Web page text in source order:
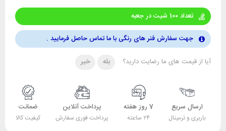
تعداد 100 شیت در جعبه
جهت سفارش فنر های رنگی با ما تماس حاصل فرمایید .
آیا از قیمت های ما رضایت دارید؟ بله خیر
ارسال سریع
باربری و ترمینال
7 روز هفته
۲۴ ساعته
پرداخت آنلاین
پرداخت فوری سفارش
ضمانت
کیفیت کالا